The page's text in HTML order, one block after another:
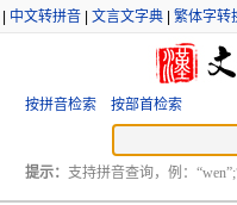
中文转拼音 文言文字典 繁体字转
按拼音检索 按部首检索
提示： 支持拼音查询，例：